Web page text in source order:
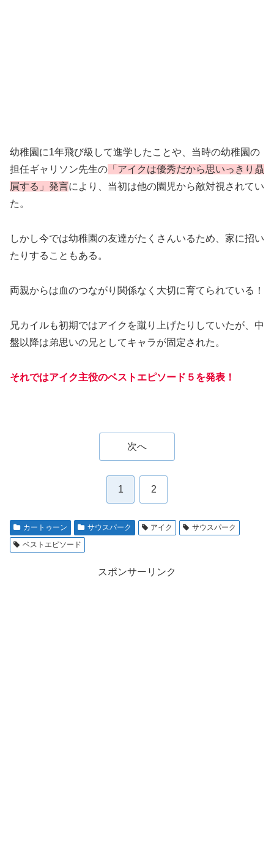
幼稚園に1年飛び級して進学したことや、当時の幼稚園の
担任ギャリソン先生の 「アイクは優秀だから思いっきり贔
屓する」発言により、当初は他の園児から敵対視されてい
た。
しかし今では幼稚園の友達がたくさんいるため、家に招い
たりすることもある。
両親からは血のつながり関係なく大切に育てられている！
兄カイルも初期ではアイクを蹴り上げたりしていたが、中
盤以降は弟思いの兄としてキャラが固定された。
それではアイク主役のベストエピソード５を発表！
次へ
1 2
カートゥーン サウスパーク アイク
サウスパーク
ベストエピソード
スポンサーリンク